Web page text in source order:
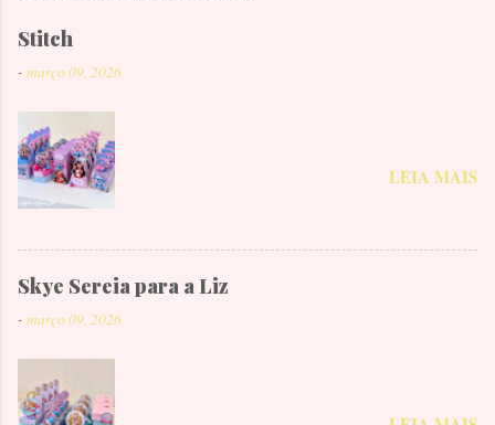
Stitch
- março 09, 2026
LEIA MAIS
Skye Sereia para a Liz
- março 09, 2026